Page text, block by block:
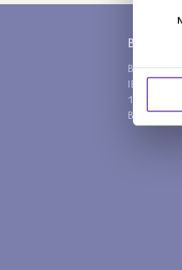
Bank
IBAN: AT78
1900 9100
BIC: